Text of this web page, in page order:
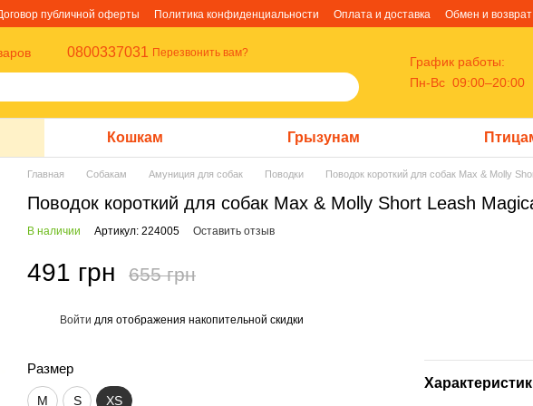
публичной оферты Политика конфиденциальности Оплата и доставка Обмен и возврат
0800337031 Перезвонить вам?
График работы:
Пн-Вс 09:00–20:00
Кошкам Грызунам
Главная Собакам Амуниция для собак Поводки Поводок короткий для собак Max & Molly
Поводок короткий для собак Max & Molly Short Leash
В наличии Артикул: 224005 Оставить отзыв
491 грн 655 грн
Войти для отображения накопительной скидки
Размер
M S XS